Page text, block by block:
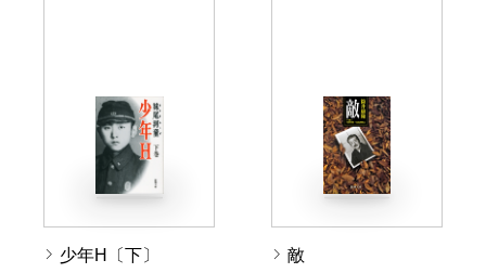
少年H〔下〕 敵